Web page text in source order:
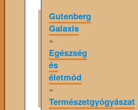
Gutenberg
Galaxis
»
Egészség
és
életmód
»
Természetgyógyászat